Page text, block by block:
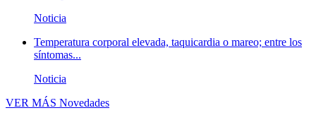
Noticia
Temperatura corporal elevada, taquicardia o mareo; entre los
síntomas...
Noticia
VER MÁS Novedades